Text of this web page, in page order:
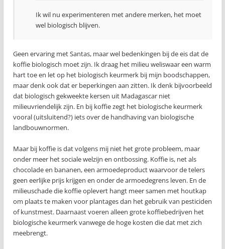
Ik wil nu experimenteren met andere merken, het moet
wel biologisch blijven.
Geen ervaring met Santas, maar wel bedenkingen bij de eis dat de
koffie biologisch moet zijn. Ik draag het milieu weliswaar een warm
hart toe en let op het biologisch keurmerk bij mijn boodschappen,
maar denk ook dat er beperkingen aan zitten. Ik denk bijvoorbeeld
dat biologisch gekweekte kersen uit Madagascar niet
milieuvriendelijk zijn. En bij koffie zegt het biologische keurmerk
vooral (uitsluitend?) iets over de handhaving van biologische
landbouwnormen.
Maar bij koffie is dat volgens mij niet het grote probleem, maar
onder meer het sociale welzijn en ontbossing. Koffie is, net als
chocolade en bananen, een armoedeproduct waarvoor de telers
geen eerlijke prijs krijgen en onder de armoedegrens leven. En de
milieuschade die koffie oplevert hangt meer samen met houtkap
om plaats te maken voor plantages dan het gebruik van pesticiden
of kunstmest. Daarnaast voeren alleen grote koffiebedrijven het
biologische keurmerk vanwege de hoge kosten die dat met zich
meebrengt.